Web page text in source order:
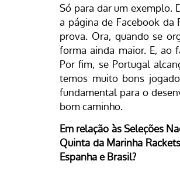
Só para dar um exemplo.
a página de Facebook da
prova. Ora, quando se
forma ainda maior. E, ao
Por fim, se Portugal
temos muito bons
fundamental para o
bom caminho.
Em relação às Seleções
Quinta da Marinha
Espanha e Brasil?